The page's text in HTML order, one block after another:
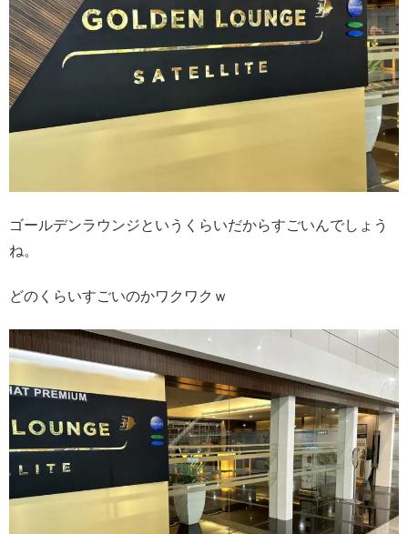
ゴールデンラウンジというくらいだからすごいんでしょう
ね。
どのくらいすごいのかワクワクｗ